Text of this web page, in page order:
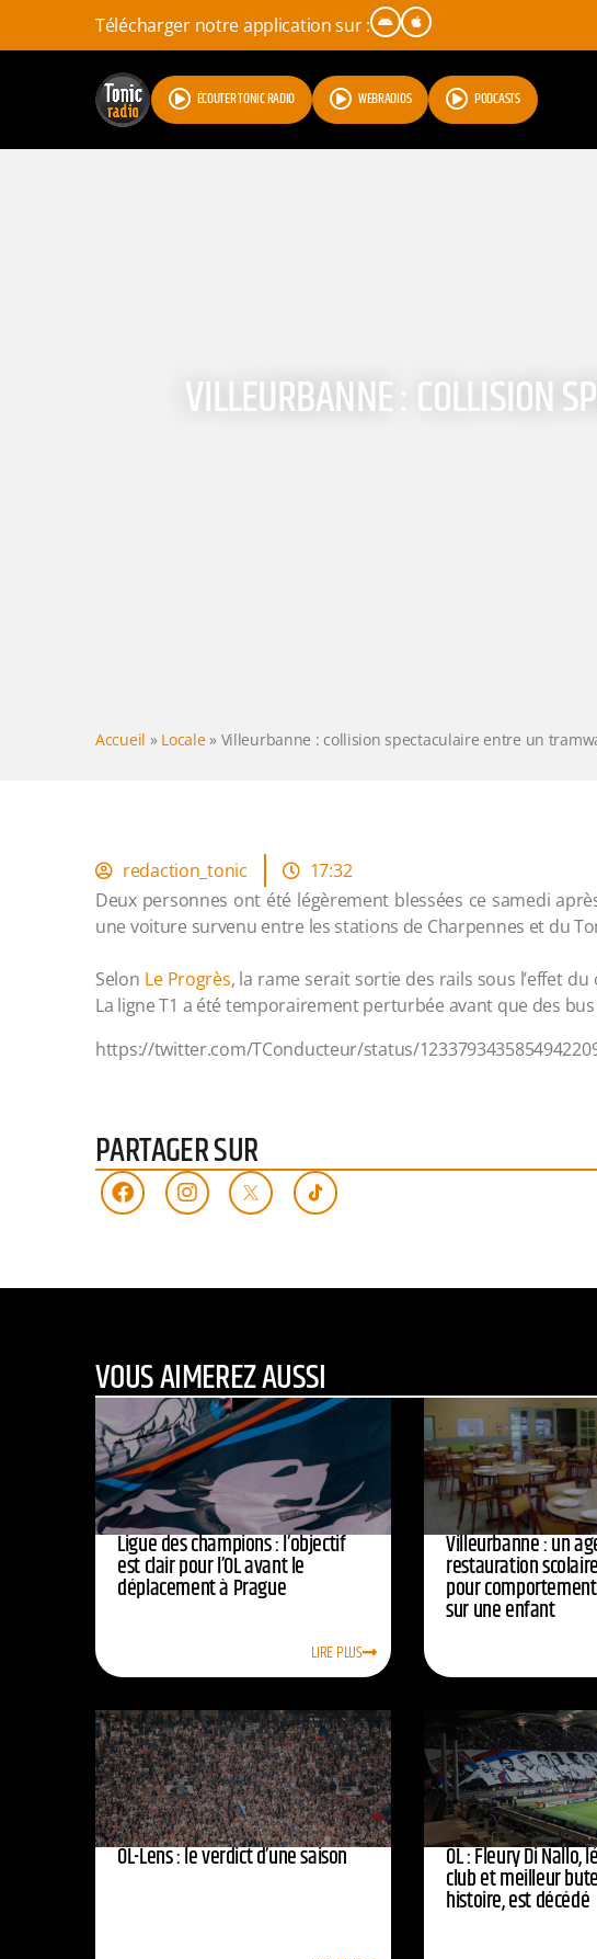
Télécharger notre application sur :
ÉCOUTER TONIC RADIO WEBRADIOS PODCASTS
VILLEURBANNE : COLLISION
Accueil » Locale» Villeurbanne : collision spectaculaire entre un
redaction_tonic
17:32
Deux personnes ont été légèrement blessées ce samedi
une voiture survenu entre les stations de Charpennes et du
Selon Le Progrès, la rame serait sortie des rails sous l’effet
La ligne T1 a été temporairement perturbée avant que des
https://twitter.com/TConducteur/status/
PARTAGER SUR
VOUS AIMEREZ AUSSI
Ligue des champions : l’objectif
est clair pour l’OL avant le
déplacement à Prague
LIRE PLUS
Villeurbanne : un
restauration
pour
sur une enfant
OL-Lens : le verdict d’une saison OL : Fleury Di Nallo,
club et meilleur
histoire, est décédé